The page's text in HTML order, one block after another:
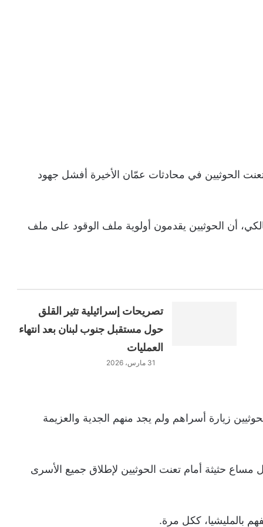
الحوثيين في محادثات عمّان الأخيرة أفشل جهود
أن الحوثيين يقدمون أولوية ملف الوقود على ملف
تصريحات إسرائيلية تثير القلق
حول مستقبل جنوب لبنان بعد انتهاء
العمليات
31 مارس، 2026
زيارة أسراهم ولم يجد منهم الجدية والعزيمة
حثيثة أمام تعنت الحوثيين لإطلاق جميع الأسرى
بالمليشيا، ككل مرة.